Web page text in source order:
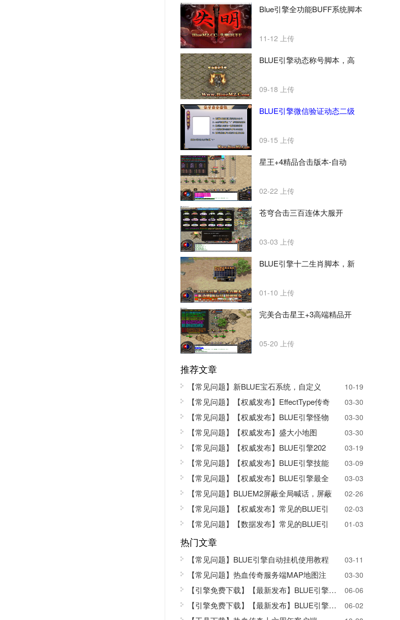
Blue引擎全功能BUFF系统脚本
11-12 上传
BLUE引擎动态称号脚本，高
09-18 上传
BLUE引擎微信验证动态二级
09-15 上传
星王+4精品合击版本-自动
02-22 上传
苍穹合击三百连体大服开
03-03 上传
BLUE引擎十二生肖脚本，新
01-10 上传
完美合击星王+3高端精品开
05-20 上传
推荐文章
【常见问题】新BLUE宝石系统，自定义 10-19
【常见问题】【权威发布】EffectType传奇 03-30
【常见问题】【权威发布】BLUE引擎怪物 03-30
【常见问题】【权威发布】盛大小地图 03-30
【常见问题】【权威发布】BLUE引擎202 03-19
【常见问题】【权威发布】BLUE引擎技能 03-09
【常见问题】【权威发布】BLUE引擎最全 03-03
【常见问题】BLUEM2屏蔽全局喊话，屏蔽 02-26
【常见问题】【权威发布】常见的BLUE引 02-03
【常见问题】【数据发布】常见的BLUE引 01-03
热门文章
【常见问题】BLUE引擎自动挂机使用教程 03-11
【常见问题】热血传奇服务端MAP地图注 03-30
【引擎免费下载】 【最新发布】BLUE引擎SQL版 06-06
【引擎免费下载】【最新发布】BLUE引擎正式 06-02